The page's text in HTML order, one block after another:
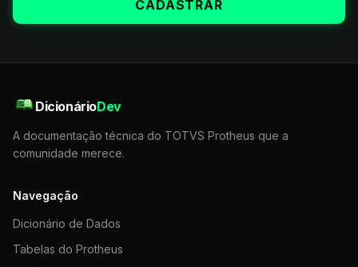
CADASTRAR
DicionárioDev
A documentação técnica do TOTVS Protheus que a
comunidade merece.
Navegação
Dicionário de Dados
Tabelas do Protheus